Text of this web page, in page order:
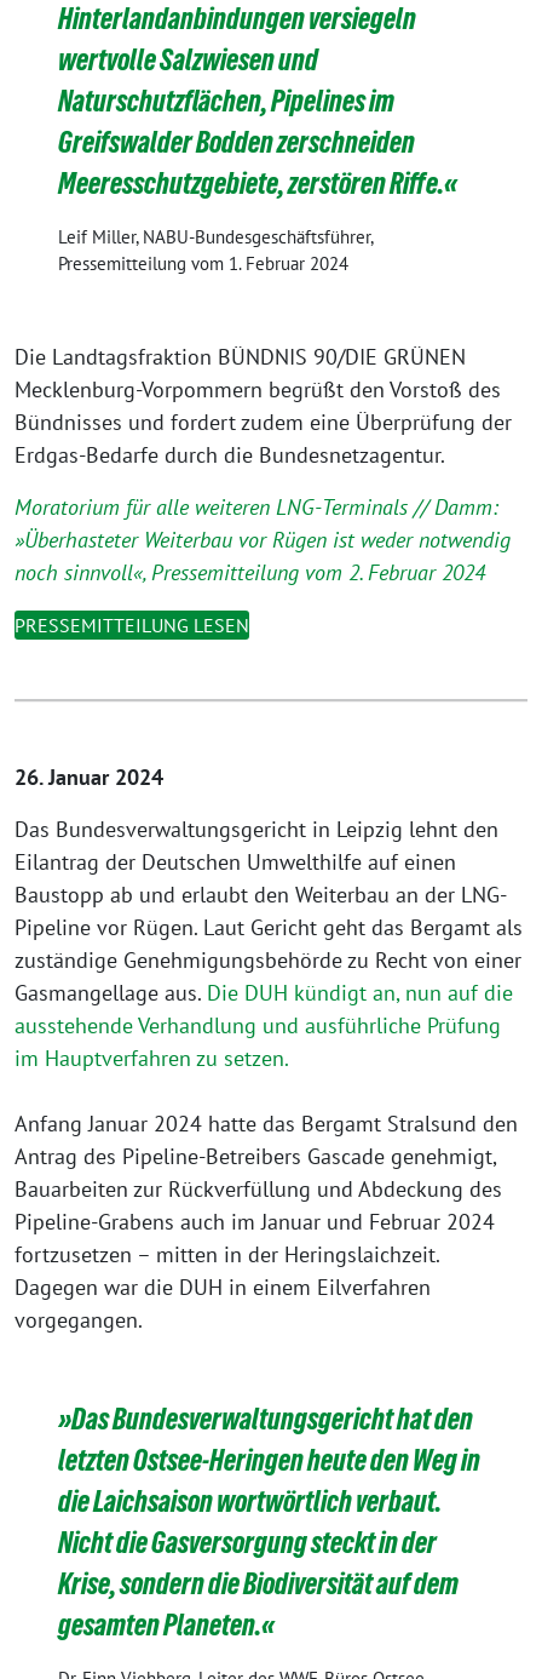
Hinterlandanbindungen versiegeln
wertvolle Salzwiesen und
Naturschutzflächen, Pipelines im
Greifswalder Bodden zerschneiden
Meeresschutzgebiete, zerstören Riffe.«
Leif Miller, NABU-Bundesgeschäftsführer,
Pressemitteilung vom 1. Februar 2024
Die Landtagsfraktion BÜNDNIS 90/DIE GRÜNEN
Mecklenburg-Vorpommern begrüßt den Vorstoß des
Bündnisses und fordert zudem eine Überprüfung der
Erdgas-Bedarfe durch die Bundesnetzagentur.
Moratorium für alle weiteren LNG-Terminals // Damm:
»Überhasteter Weiterbau vor Rügen ist weder notwendig
noch sinnvoll«, Pressemitteilung vom 2. Februar 2024
PRESSEMITTEILUNG LESEN
26. Januar 2024
Das Bundesverwaltungsgericht in Leipzig lehnt den
Eilantrag der Deutschen Umwelthilfe auf einen
Baustopp ab und erlaubt den Weiterbau an der LNG-
Pipeline vor Rügen. Laut Gericht geht das Bergamt als
zuständige Genehmigungsbehörde zu Recht von einer
Gasmangellage aus. Die DUH kündigt an, nun auf die
ausstehende Verhandlung und ausführliche Prüfung
im Hauptverfahren zu setzen.
Anfang Januar 2024 hatte das Bergamt Stralsund den
Antrag des Pipeline-Betreibers Gascade genehmigt,
Bauarbeiten zur Rückverfüllung und Abdeckung des
Pipeline-Grabens auch im Januar und Februar 2024
fortzusetzen – mitten in der Heringslaichzeit.
Dagegen war die DUH in einem Eilverfahren
vorgegangen.
»Das Bundesverwaltungsgericht hat den
letzten Ostsee-Heringen heute den Weg in
die Laichsaison wortwörtlich verbaut.
Nicht die Gasversorgung steckt in der
Krise, sondern die Biodiversität auf dem
gesamten Planeten.«